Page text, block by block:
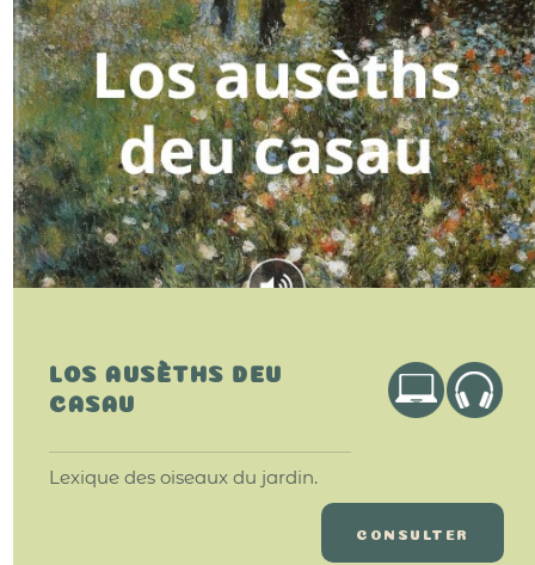
LOS AUSÈTHS DEU
CASAU
Lexique des oiseaux du jardin.
CONSULTER